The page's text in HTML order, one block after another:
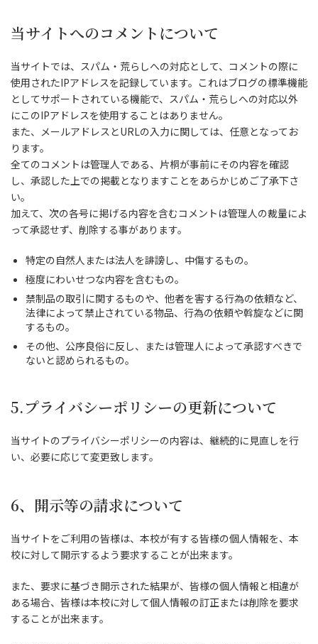
当サイトへのコメントについて
当サイトでは、スパム・荒らしへの対応として、コメントの際に
使用されたIPアドレスを記録しています。これはブログの標準機能
としてサポートされている機能で、スパム・荒らしへの対応以外
にこのIPアドレスを使用することはありません。
また、メールアドレスとURLの入力に関しては、任意となってお
ります。
全てのコメントは管理人である、片桐が事前にその内容を確認
し、承認した上での掲載となりますことをあらかじめご了承下さ
い。
加えて、次の各号に掲げる内容を含むコメントは管理人の裁量によ
って承認せず、削除する事があります。
特定の自然人または法人を誹謗し、中傷するもの。
極度にわいせつな内容を含むもの。
禁制品の取引に関するものや、他者を害する行為の依頼など、
法律によって禁止されている物品、行為の依頼や斡旋などに関
するもの。
その他、公序良俗に反し、または管理人によって承認すべきで
ないと認められるもの。
5.プライバシーポリシーの更新について
当サイトのプライバシーポリシーの内容は、継続的に見直しを行
い、必要に応じて変更致します。
6、開示等の請求について
当サイトをご利用の皆様は、本校が有する皆様の個人情報を、本
校に対して開示するよう要求することが出来ます。
また、要求に基づき開示された結果が、皆様の個人情報と相違が
ある場合、皆様は本校に対して個人情報の訂正または削除を要求
することが出来ます。